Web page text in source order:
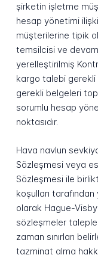
şirketin işletme
hesap yönetimi
müşterilerine tipik
temsilcisi ve
yerelleştirilmiş
kargo talebi
gerekli belgeleri
sorumlu hesap
noktasıdır.
Hava navlun
Sözleşmesi veya
Sözleşmesi ile
koşulları
olarak Hague-Visby
sözleşmeler
zaman sınırları
tazminat alma